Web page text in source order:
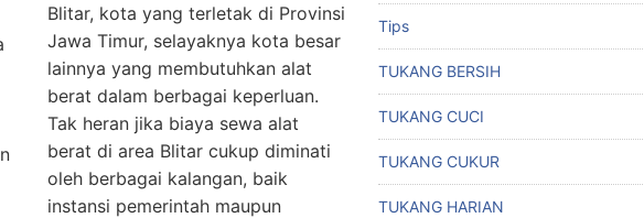
Blitar, kota yang terletak di Provinsi
Jawa Timur, selayaknya kota besar
lainnya yang membutuhkan alat
berat dalam berbagai keperluan.
Tak heran jika biaya sewa alat
berat di area Blitar cukup diminati
oleh berbagai kalangan, baik
instansi pemerintah maupun
Tips
TUKANG BERSIH
TUKANG CUCI
TUKANG CUKUR
TUKANG HARIAN